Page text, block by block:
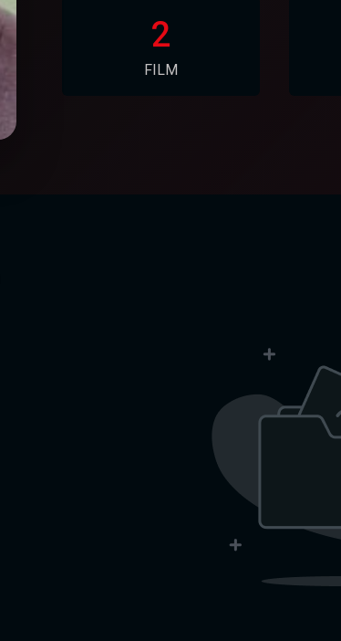
2
FILM